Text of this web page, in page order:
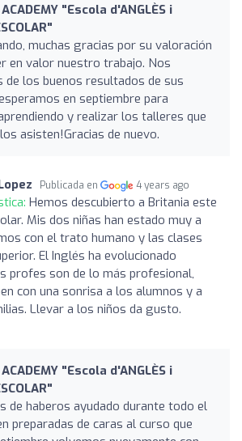
"Escola d'ANGLÈS i
muchas gracias por su valoración
en valor nuestro trabajo. Nos
de los buenos resultados de sus
en septiembre para
y realizar los talleres que
asisten!Gracias de nuevo.
Publicada en 4 years ago
Hemos descubierto a Britania este
Mis dos niñas han estado muy a
con el trato humano y las clases
El Inglés ha evolucionado
profes son de lo más profesional,
con una sonrisa a los alumnos y a
Llevar a los niños da gusto.
"Escola d'ANGLÈS i
de haberos ayudado durante todo el
preparadas de caras al curso que